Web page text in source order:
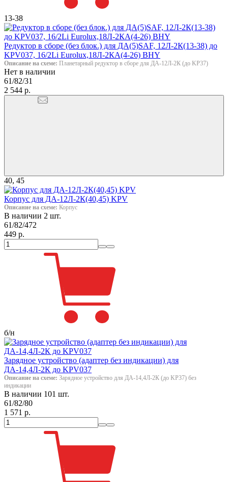
13-38
Редуктор в сборе (без блок.) для ДА(5)SAF, 12Л-2К(13-38) до
KPV037, 16/2Li Eurolux,18Л-2КА(4-26) BHY
Описание на схеме: Планетарный редуктор в сборе для ДА-12Л-2К (до KP37)
Нет в наличии
61/82/31
2 544 р.
40, 45
Корпус для ДА-12Л-2К(40,45) KPV
Описание на схеме: Корпус
В наличии 2 шт.
61/82/472
449 р.
б/н
Зарядное устройство (адаптер без индикации) для
ДА-14,4Л-2К до KPV037
Описание на схеме: Зарядное устройство для ДА-14,4Л-2К (до KP37) без
индикации
В наличии 101 шт.
61/82/80
1 571 р.